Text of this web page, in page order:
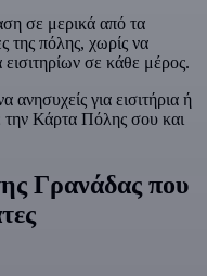
σε μερικά από τα
της πόλης, χωρίς να
εισιτηρίων σε κάθε μέρος.
για εισιτήρια ή
την Κάρτα Πόλης σου και
Γρανάδας που